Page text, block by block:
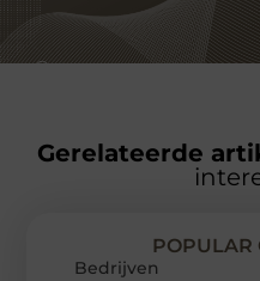
Gerelateerde
POPULAR
Bedrijven